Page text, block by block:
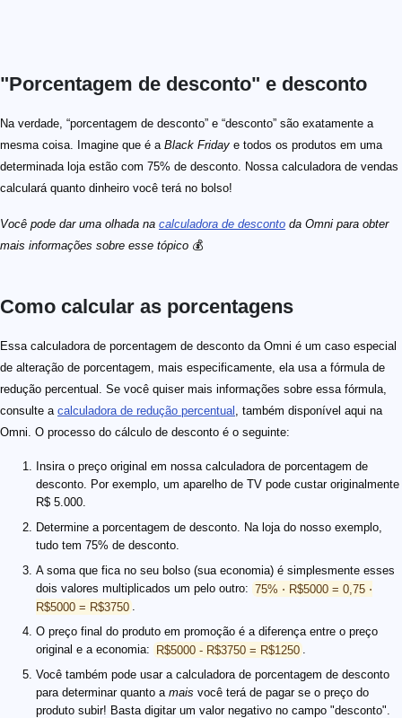
"Porcentagem de desconto" e desconto
Na verdade, “porcentagem de desconto” e “desconto” são exatamente a
mesma coisa. Imagine que é a Black Friday e todos os produtos em uma
determinada loja estão com 75% de desconto. Nossa calculadora de vendas
calculará quanto dinheiro você terá no bolso!
Você pode dar uma olhada na calculadora de desconto da Omni para obter
mais informações sobre esse tópico 💰
Como calcular as porcentagens
Essa calculadora de porcentagem de desconto da Omni é um caso especial
de alteração de porcentagem, mais especificamente, ela usa a fórmula de
redução percentual. Se você quiser mais informações sobre essa fórmula,
consulte a calculadora de redução percentual , também disponível aqui na
Omni. O processo do cálculo de desconto é o seguinte:
Insira o preço original em nossa calculadora de porcentagem de
desconto. Por exemplo, um aparelho de TV pode custar originalmente
R$ 5.000.
Determine a porcentagem de desconto. Na loja do nosso exemplo,
tudo tem 75% de desconto.
A soma que fica no seu bolso (sua economia) é simplesmente esses
dois valores multiplicados um pelo outro: 75% ⋅ R$5000 = 0,75 ⋅
R$5000 = R$3750 .
O preço final do produto em promoção é a diferença entre o preço
original e a economia: R$5000 - R$3750 = R$1250 .
Você também pode usar a calculadora de porcentagem de desconto
para determinar quanto a mais você terá de pagar se o preço do
produto subir! Basta digitar um valor negativo no campo "desconto".